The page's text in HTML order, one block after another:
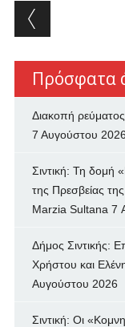
Post
Πρόσφατα
Διακοπή
7 Αυγούστου 2026
Σιντική: Τη δομή
της Πρεσβείας
Marzia Sultana 7
Δήμος Σιντικής:
Χρήστου και
Αυγούστου 2026
Σιντική: Οι